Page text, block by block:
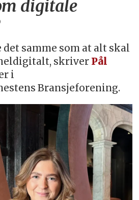
digitale
samme som at alt skal
skriver Pål
i
Bransjeforening.